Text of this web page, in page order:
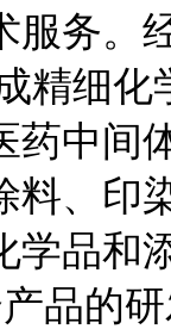
服务。
精细化
药中间
料、印
学品和
品的